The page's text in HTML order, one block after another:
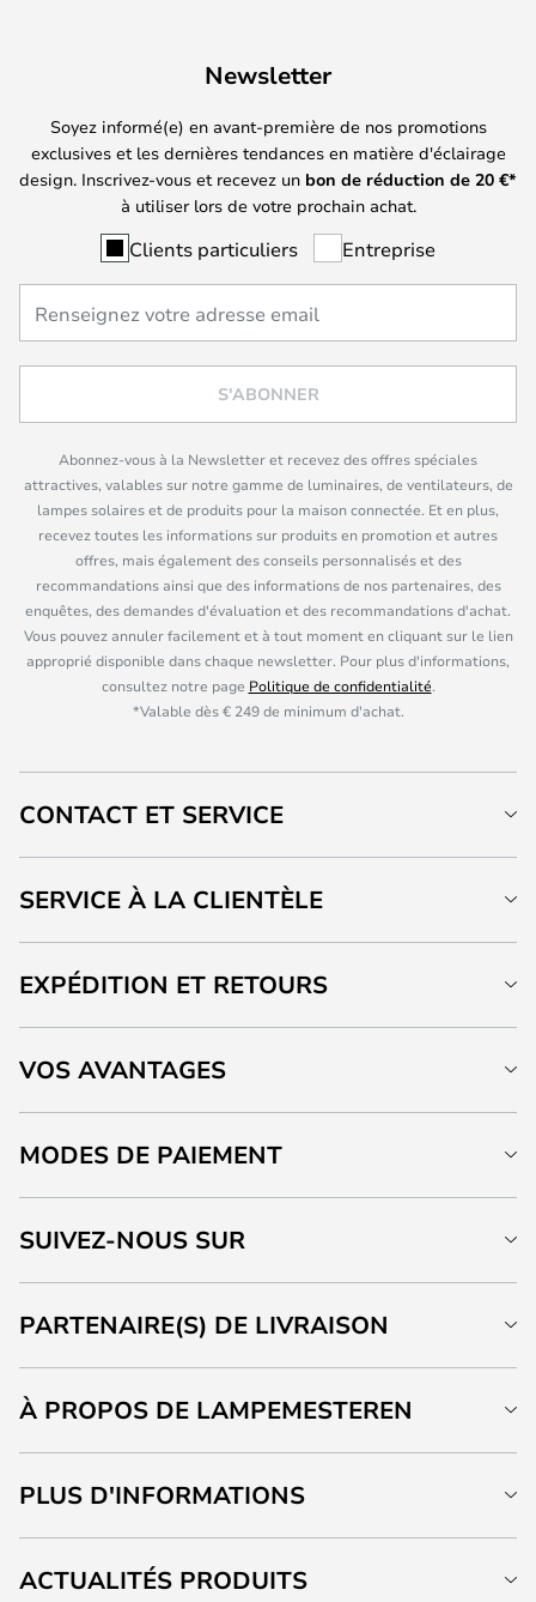
Newsletter
Soyez informé(e) en avant-première de nos promotions
exclusives et les dernières tendances en matière d'éclairage
design. Inscrivez-vous et recevez un bon de réduction de 20 €*
à utiliser lors de votre prochain achat.
Clients particuliers Entreprise
S'ABONNER
Abonnez-vous à la Newsletter et recevez des offres spéciales
attractives, valables sur notre gamme de luminaires, de ventilateurs, de
lampes solaires et de produits pour la maison connectée. Et en plus,
recevez toutes les informations sur produits en promotion et autres
offres, mais également des conseils personnalisés et des
recommandations ainsi que des informations de nos partenaires, des
enquêtes, des demandes d'évaluation et des recommandations d'achat.
Vous pouvez annuler facilement et à tout moment en cliquant sur le lien
approprié disponible dans chaque newsletter. Pour plus d'informations,
consultez notre page Politique de confidentialité.
*Valable dès € 249 de minimum d'achat.
CONTACT ET SERVICE
SERVICE À LA CLIENTÈLE
EXPÉDITION ET RETOURS
VOS AVANTAGES
MODES DE PAIEMENT
SUIVEZ-NOUS SUR
PARTENAIRE(S) DE LIVRAISON
À PROPOS DE LAMPEMESTEREN
PLUS D'INFORMATIONS
ACTUALITÉS PRODUITS